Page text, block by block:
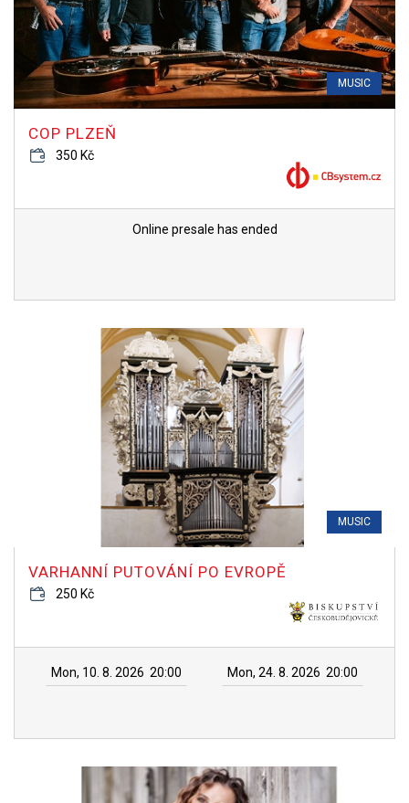
MUSIC
COP PLZEŇ
350 Kč
Online presale has ended
MUSIC
VARHANNÍ PUTOVÁNÍ PO EVROPĚ
250 Kč
Mon, 10. 8. 2026 20:00 Mon, 24. 8. 2026 20:00